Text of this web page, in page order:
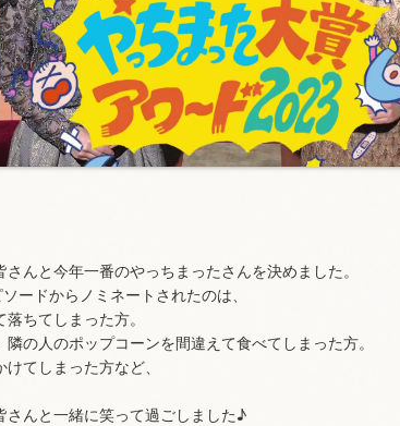
んと今年一番のやっちまったさんを決めました。
ードからノミネートされたのは、
ちてしまった方。
の人のポップコーンを間違えて食べてしまった方。
てしまった方など、
んと一緒に笑って過ごしました♪